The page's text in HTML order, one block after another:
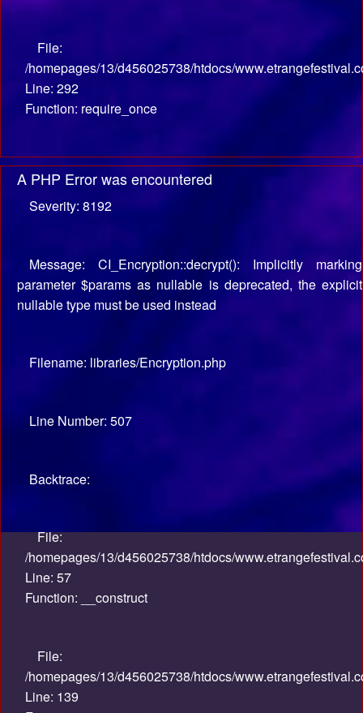
File:
/homepages/13/d456025738/htdocs/
Line: 292
Function: require_once
A PHP Error was encountered
Severity: 8192
Message: CI_Encryption::decrypt(): Implicitly marking
parameter $params as nullable is deprecated, the explicit
nullable type must be used instead
Filename: libraries/Encryption.php
Line Number: 507
Backtrace:
File:
/homepages/13/d456025738/htdocs/
Line: 57
Function: __construct
File:
/homepages/13/d456025738/htdocs/
Line: 139